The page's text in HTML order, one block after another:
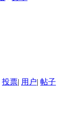
投票| 用户| 帖子